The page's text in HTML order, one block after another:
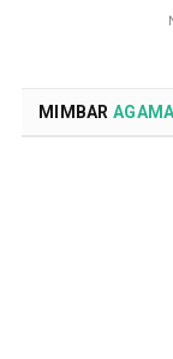
MIMBAR AGAMA